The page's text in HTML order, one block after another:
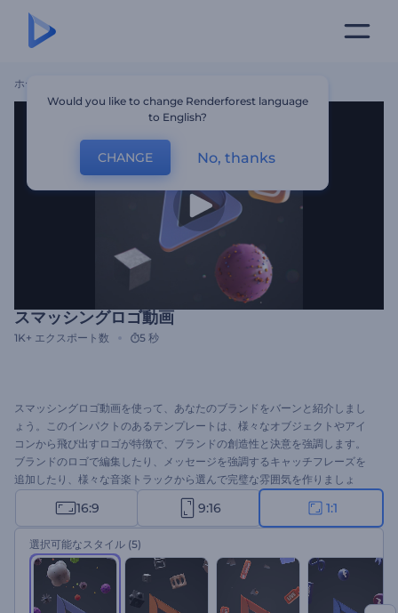
ホーム
スマッシングロゴ動画
1K+ エクスポート数 5 秒
スマッシングロゴ動画を使って、あなたのブランドをバーンと紹介しまし
ょう。このインパクトのあるテンプレートは、様々なオブジェクトやアイ
コンから飛び出すロゴが特徴で、ブランドの創造性と決意を強調します。
ブランドのロゴで編集したり、メッセージを強調するキャッチフレーズを
追加したり、様々な音楽トラックから選んで完璧な雰囲気を作りましょ
う。印象的な第一印象を与えたいビジネスに最適なこのテンプレートは、
注目を集め、聴衆に永続的なインパクトを残すこと間違いなしです。今す
ぐお試しを！
16:9 9:16 1:1
選択可能なスタイル (5)
Would you like to change Renderforest language
to English?
CHANGE No, thanks